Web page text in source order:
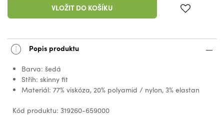
VLOŽIT DO KOŠÍKU
Popis produktu
Barva: šedá
Střih: skinny fit
Materiál: 77% viskóza, 20% polyamid / nylon, 3% elastan
Kód produktu: 319260-659000